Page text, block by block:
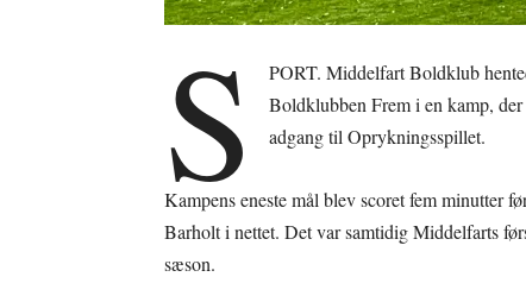
S
PORT. Middelfart Boldklub
Boldklubben Frem i en kamp,
adgang til Oprykningsspillet.
Kampens eneste mål blev scoret fem minutter
Barholt i nettet. Det var samtidig Middelfarts
sæson.